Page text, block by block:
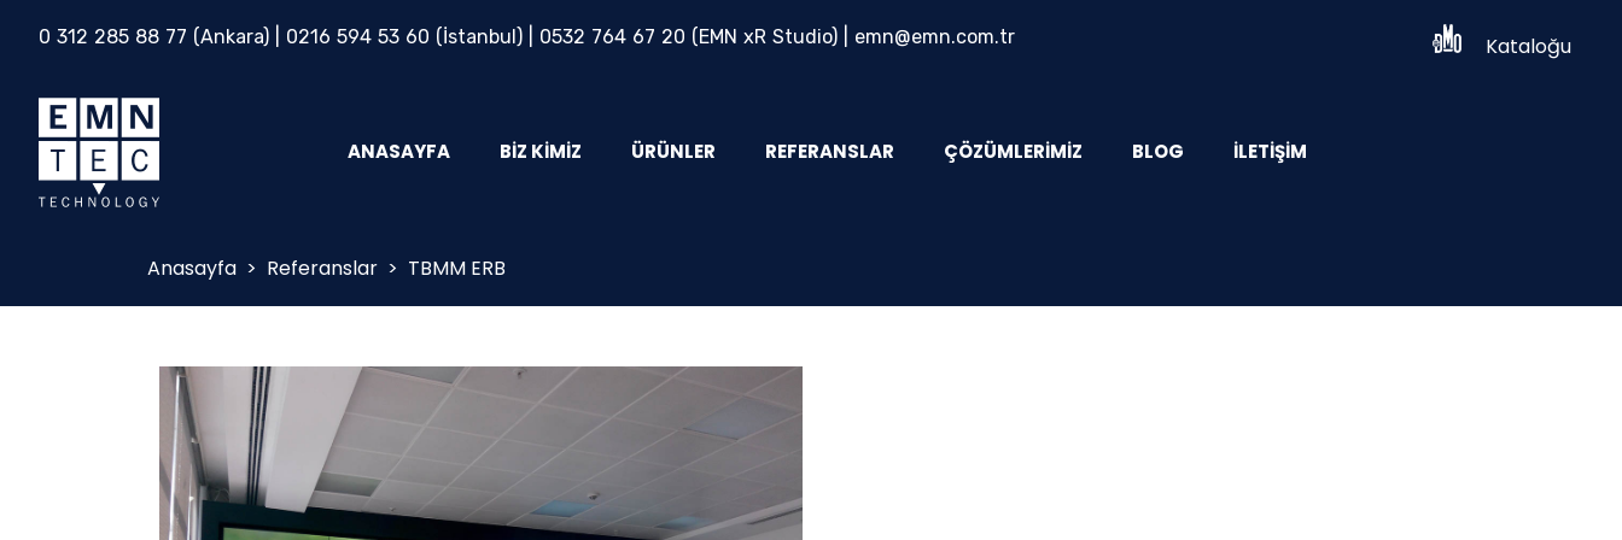
0 312 285 88 77 (Ankara) | 0216 594 53 60 (İstanbul) | 0532 764 67 20 (EMN xR Studio) | emn@emn.com.tr Kataloğu
ANASAYFA BIZ KIMIZ ÜRÜNLER REFERANSLAR ÇÖZÜMLERIMIZ BLOG İLETIŞIM
Anasayfa > Referanslar > TBMM ERB